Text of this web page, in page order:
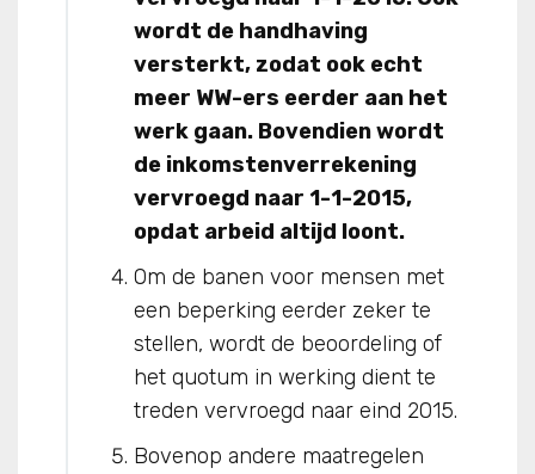
wordt de handhaving
versterkt, zodat ook echt
meer WW-ers eerder aan het
werk gaan. Bovendien wordt
de inkomstenverrekening
vervroegd naar 1-1-2015,
opdat arbeid altijd loont.
Om de banen voor mensen met
een beperking eerder zeker te
stellen, wordt de beoordeling of
het quotum in werking dient te
treden vervroegd naar eind 2015.
Bovenop andere maatregelen